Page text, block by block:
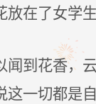
在了女学生
闻到花香，
一切都是